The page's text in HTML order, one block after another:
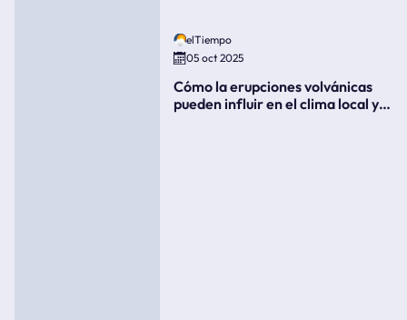
elTiempo
05 oct 2025
Cómo la erupciones volvánicas
pueden influir en el clima local y